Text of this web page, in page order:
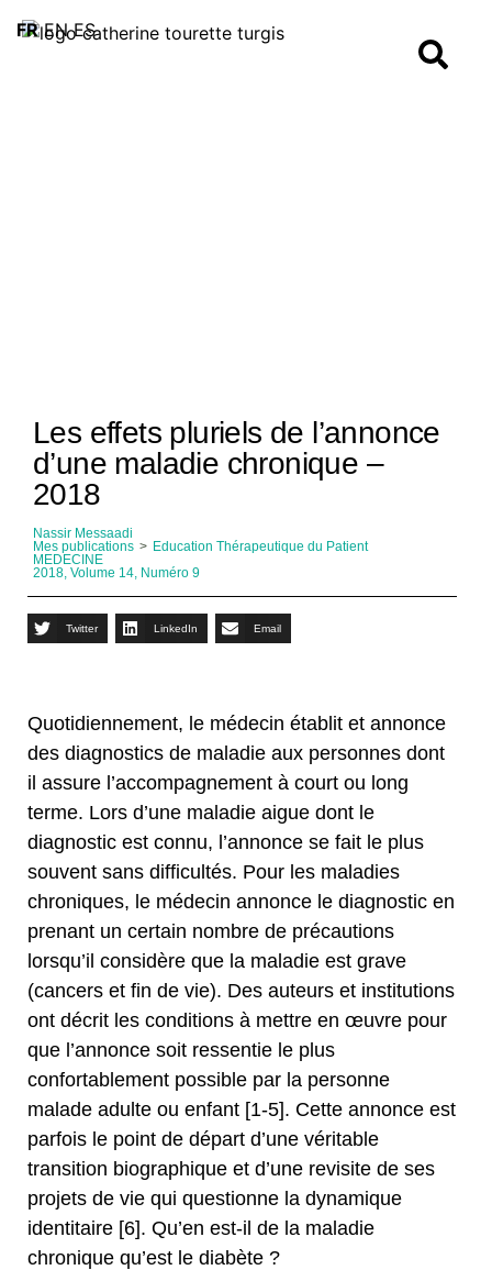
Les effets pluriels de l’annonce
d’une maladie chronique –
2018
Nassir Messaadi
Mes publications > Education Thérapeutique du Patient
MEDECINE
2018, Volume 14, Numéro 9
Twitter LinkedIn Email
Quotidiennement, le médecin établit et annonce
des diagnostics de maladie aux personnes dont
il assure l’accompagnement à court ou long
terme. Lors d’une maladie aigue dont le
diagnostic est connu, l’annonce se fait le plus
souvent sans difficultés. Pour les maladies
chroniques, le médecin annonce le diagnostic en
prenant un certain nombre de précautions
lorsqu’il considère que la maladie est grave
(cancers et fin de vie). Des auteurs et institutions
ont décrit les conditions à mettre en œuvre pour
que l’annonce soit ressentie le plus
confortablement possible par la personne
malade adulte ou enfant [1-5]. Cette annonce est
parfois le point de départ d’une véritable
transition biographique et d’une revisite de ses
projets de vie qui questionne la dynamique
identitaire [6]. Qu’en est-il de la maladie
chronique qu’est le diabète ?
FR EN ES